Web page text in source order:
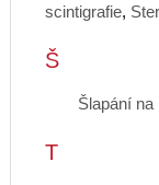
scintigrafie,
Š
Šlapání na
T